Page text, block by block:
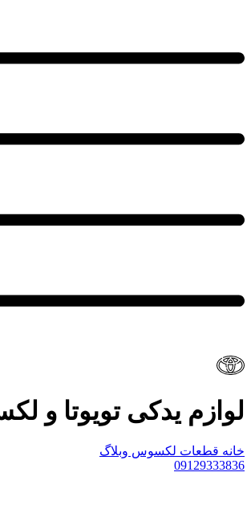
لوازم یدکی تویوتا و
خانه قطعات لکسوس وبلاگ
09129333836